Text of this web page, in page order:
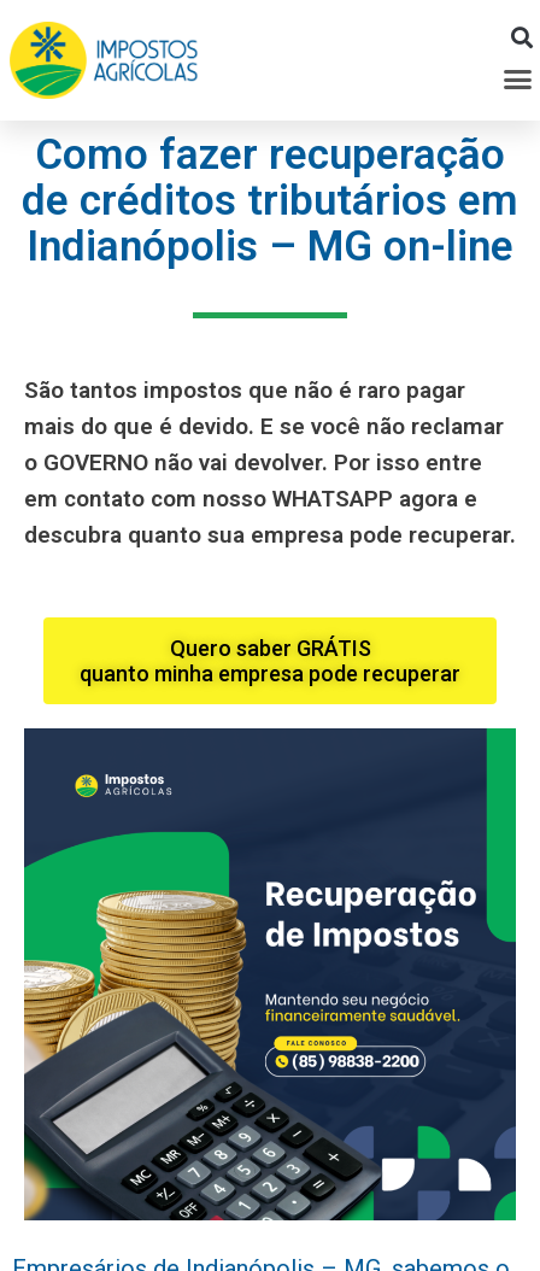
para
Como fazer recuperação
de créditos tributários em
Indianópolis – MG on-line
São tantos impostos que não é raro pagar
mais do que é devido. E se você não reclamar
o GOVERNO não vai devolver. Por isso entre
em contato com nosso WHATSAPP agora e
descubra quanto sua empresa pode recuperar.
Quero saber GRÁTIS
quanto minha empresa pode recuperar